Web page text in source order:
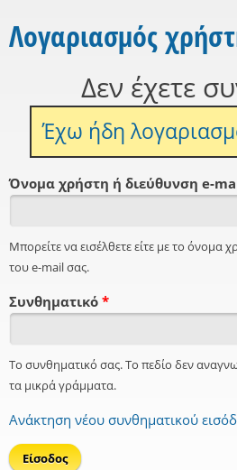
Λογαριασμός
Δεν έχετε
Έχω ήδη
Όνομα χρήστη ή διεύθυνση e-
Μπορείτε να εισέλθετε είτε με το όνομα
του e-mail σας.
Συνθηματικό *
Το συνθηματικό σας. Το πεδίο δεν
τα μικρά γράμματα.
Ανάκτηση νέου συνθηματικού